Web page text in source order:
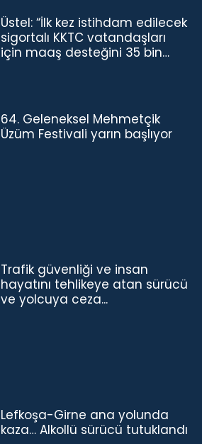
Üstel: “İlk kez istihdam edilecek
sigortalı KKTC vatandaşları
için maaş desteğini 35 bin
64. Geleneksel Mehmetçik
Üzüm Festivali yarın başlıyor
Trafik güvenliği ve insan
hayatını tehlikeye atan sürücü
ve yolcuya ceza...
Lefkoşa-Girne ana yolunda
kaza… Alkollü sürücü tutuklandı